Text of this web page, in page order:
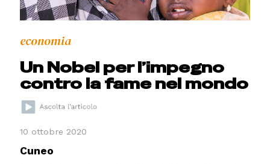
economia
Un Nobel per l’impegno
contro la fame nel mondo
10 ottobre 2020
Cuneo